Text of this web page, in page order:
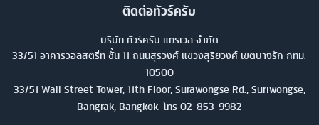
ติดต่อทัวร์ครับ
บริษัท ทัวร์ครับ แทรเวล จำกัด
33/51 อาคารวอลสตรีท ชั้น 11 ถนนสุรวงศ์ แขวงสุริยวงศ์ เขตบางรัก กทม.
10500
33/51 Wall Street Tower, 11th Floor, Surawongse Rd., Suriwongse,
Bangrak, Bangkok. โทร 02-853-9982